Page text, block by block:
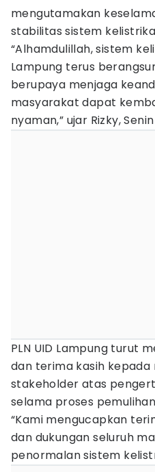
mengutamakan
stabilitas sistem
“Alhamdulillah, sistem
Lampung terus
berupaya menjaga
masyarakat dapat
nyaman,” ujar Rizky,
PLN UID Lampung turut
dan terima kasih
stakeholder atas
selama proses
“Kami mengucapkan
dan dukungan seluruh
penormalan sistem